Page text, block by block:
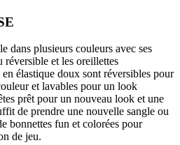
dans plusieurs couleurs avec ses
réversible et les oreillettes
élastique doux sont réversibles pour
et lavables pour un look
prêt pour un nouveau look et une
de prendre une nouvelle sangle ou
bonnettes fun et colorées pour
de jeu.